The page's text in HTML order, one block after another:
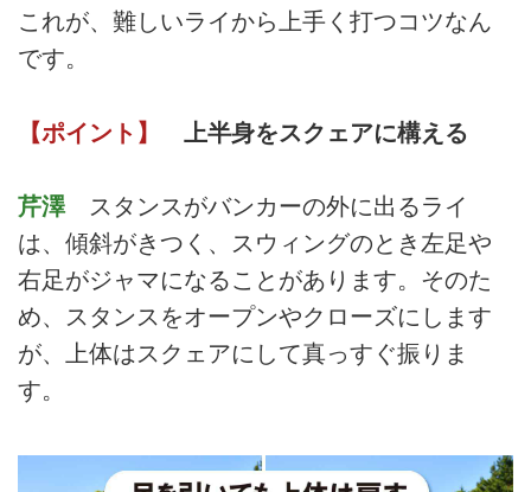
これが、難しいライから上手く打つコツなん
です。
【ポイント】 上半身をスクェアに構える
芹澤スタンスがバンカーの外に出るライ
は、傾斜がきつく、スウィングのとき左足や
右足がジャマになることがあります。そのた
め、スタンスをオープンやクローズにします
が、上体はスクェアにして真っすぐ振りま
す。